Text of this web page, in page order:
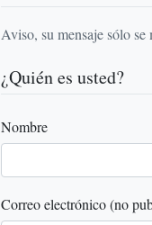
Aviso, su mensaje sólo
¿Quién es usted?
Nombre
Correo electrónico (no